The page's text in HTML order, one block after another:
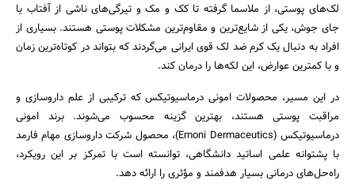
لک‌های پوستی، از ملاسما گرفته تا کک و مک و تیرگی‌های ناشی از آفتاب یا
جای جوش، یکی از شایع‌ترین و مقاوم‌ترین مشکلات پوستی هستند. بسیاری از
افراد به دنبال یک کرم ضد لک قوی ایرانی می‌گردند که بتواند در کوتاه‌ترین زمان
و با کمترین عوارض، این لکه‌ها را درمان کند.
در این مسیر، محصولات امونی درماسیوتیکس که ترکیبی از علم داروسازی و
مراقبت پوستی هستند، بهترین گزینه محسوب می‌شوند. برند امونی
درماسیوتیکس (Emoni Dermaceutics)، محصول شرکت داروسازی مهام فارمد
با پشتوانه علمی اساتید دانشگاهی، توانسته است با تمرکز بر این رویکرد،
راه‌حل‌های درمانی بسیار هدفمند و مؤثری را ارائه دهد.